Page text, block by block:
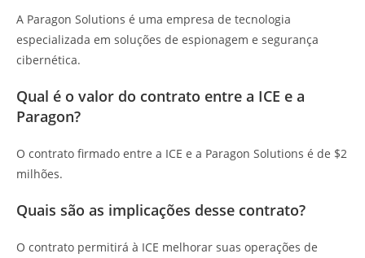
A Paragon Solutions é uma empresa de tecnologia
especializada em soluções de espionagem e segurança
cibernética.
Qual é o valor do contrato entre a ICE e a
Paragon?
O contrato firmado entre a ICE e a Paragon Solutions é de $2
milhões.
Quais são as implicações desse contrato?
O contrato permitirá à ICE melhorar suas operações de